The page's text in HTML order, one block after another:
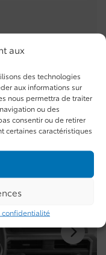
aux
des technologies
aux informations sur
nous permettra de traiter
ou des
consentir ou de retirer
certaines caractéristiques
confidentialité